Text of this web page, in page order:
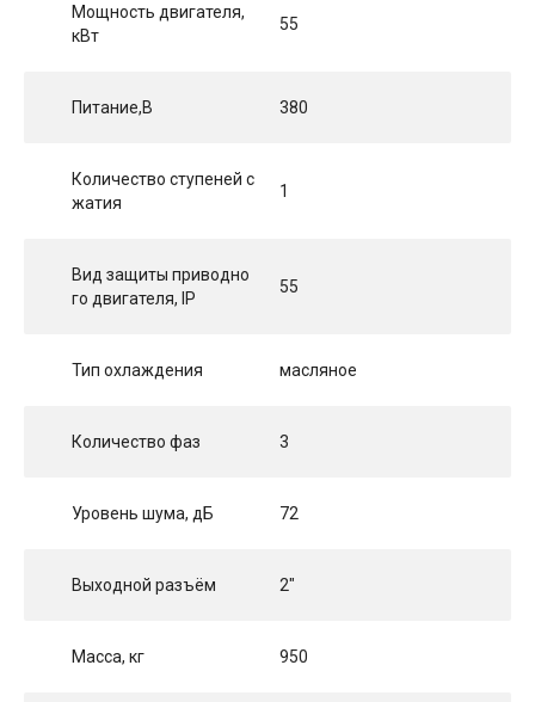
Мощность двигателя,
кВт
55
Питание,В 380
Количество ступеней с
жатия
1
Вид защиты приводно
го двигателя, IP
55
Тип охлаждения масляное
Количество фаз 3
Уровень шума, дБ 72
Выходной разъём 2"
Масса, кг 950